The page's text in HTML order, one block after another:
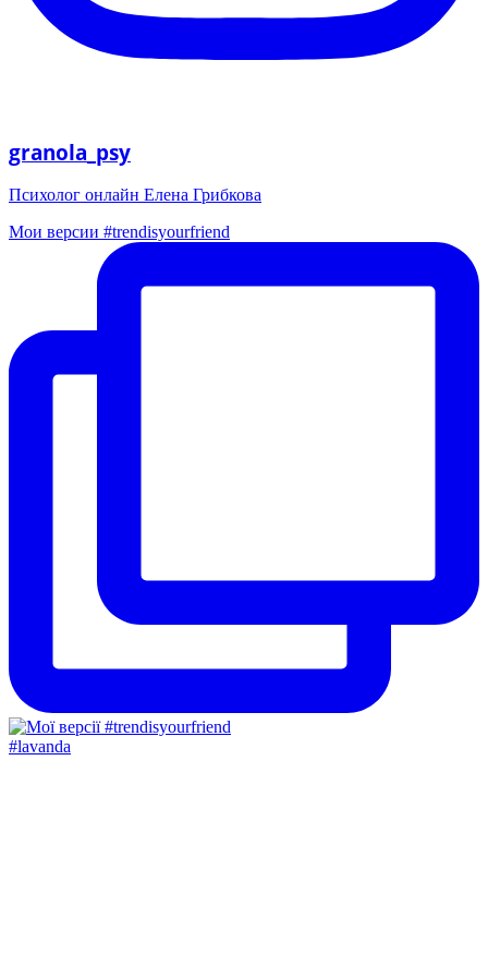
granola_psy
Психолог онлайн Елена Грибкова
Мои версии #trendisyourfriend
#lavanda